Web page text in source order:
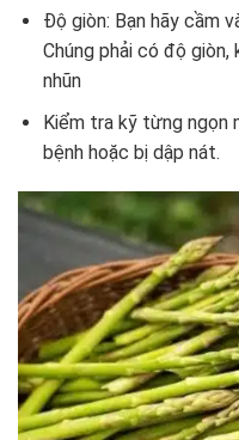
Độ giòn: Bạn hãy cầm
Chúng phải có độ
nhũn
Kiểm tra kỹ từng ngọn
bệnh hoặc bị dập nát.